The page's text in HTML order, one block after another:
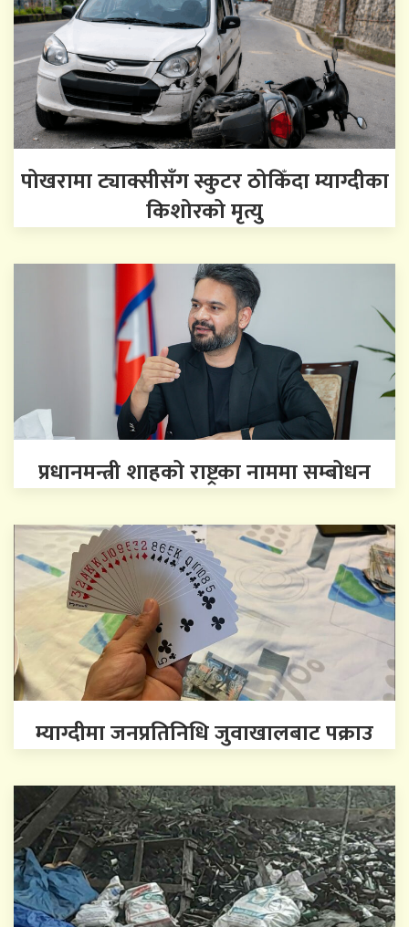
पोखरामा ट्याक्सीसँग स्कुटर ठोकिँदा म्याग्दीका
किशोरको मृत्यु
प्रधानमन्त्री शाहको राष्ट्रका नाममा सम्बोधन
म्याग्दीमा जनप्रतिनिधि जुवाखालबाट पक्राउ